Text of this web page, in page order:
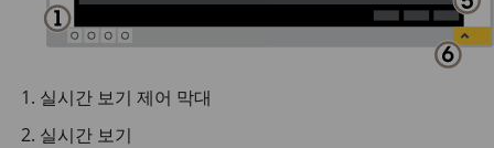
실시간 보기 제어 막대
실시간 보기